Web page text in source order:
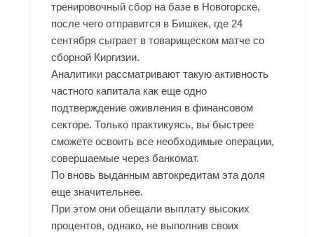
тренировочный сбор на базе в Новогорске,
после чего отправится в Бишкек, где 24
сентября сыграет в товарищеском матче со
сборной Киргизии.
Аналитики рассматривают такую активность
частного капитала как еще одно
подтверждение оживления в финансовом
секторе. Только практикуясь, вы быстрее
сможете освоить все необходимые операции,
совершаемые через банкомат.
По вновь выданным автокредитам эта доля
еще значительнее.
При этом они обещали выплату высоких
процентов, однако, не выполнив своих